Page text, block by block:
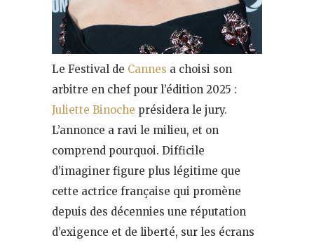
Le Festival de Cannes a choisi son
arbitre en chef pour l’édition 2025 :
Juliette Binoche présidera le jury.
L’annonce a ravi le milieu, et on
comprend pourquoi. Difficile
d’imaginer figure plus légitime que
cette actrice française qui promène
depuis des décennies une réputation
d’exigence et de liberté, sur les écrans